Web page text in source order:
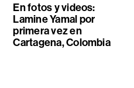
En fotos y videos:
Lamine Yamal por
primera vez en
Cartagena, Colombia